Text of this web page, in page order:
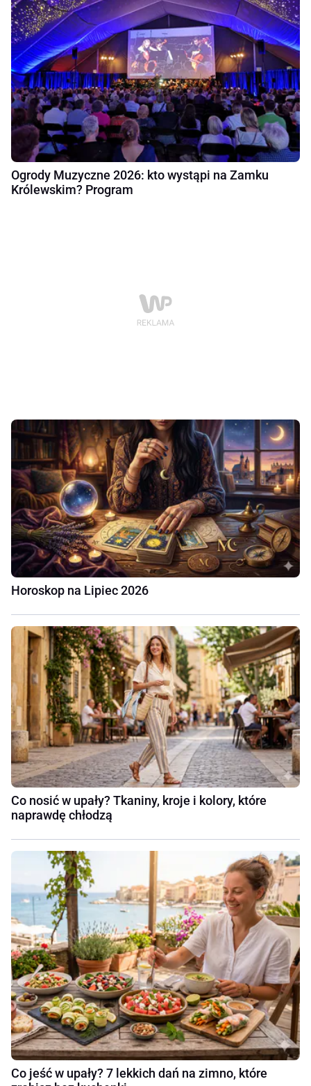
Ogrody Muzyczne 2026: kto wystąpi na Zamku
Królewskim? Program
Horoskop na Lipiec 2026
Co nosić w upały? Tkaniny, kroje i kolory, które
naprawdę chłodzą
Co jeść w upały? 7 lekkich dań na zimno, które